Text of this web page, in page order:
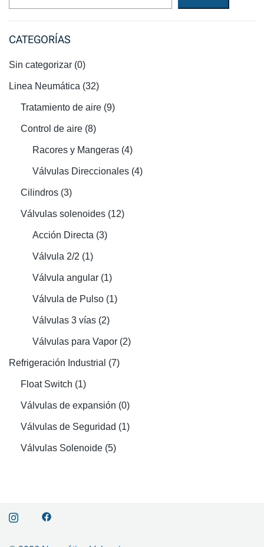
CATEGORÍAS
Sin categorizar (0)
Linea Neumática (32)
Tratamiento de aire (9)
Control de aire (8)
Racores y Mangeras (4)
Válvulas Direccionales (4)
Cilindros (3)
Válvulas solenoides (12)
Acción Directa (3)
Válvula 2/2 (1)
Válvula angular (1)
Válvula de Pulso (1)
Válvulas 3 vías (2)
Válvulas para Vapor (2)
Refrigeración Industrial (7)
Float Switch (1)
Válvulas de expansión (0)
Válvulas de Seguridad (1)
Válvulas Solenoide (5)